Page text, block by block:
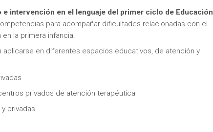
intervención en el lenguaje del primer ciclo de Educación
para acompañar dificultades relacionadas con el
la primera infancia.
aplicarse en diferentes espacios educativos, de atención y
privados de atención terapéutica
privadas